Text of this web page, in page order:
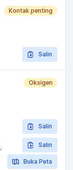
Kontak penting
Salin
Oksigen
Salin
Salin
Buka Peta